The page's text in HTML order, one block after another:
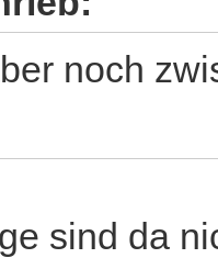
noch
sind da